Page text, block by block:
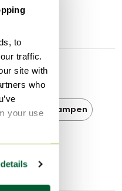
to
traffic.
site with
who
your useTafellampen